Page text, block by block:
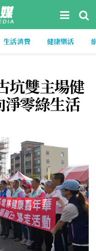
生活消費 健康樂活
坑雙主場健
零綠生活